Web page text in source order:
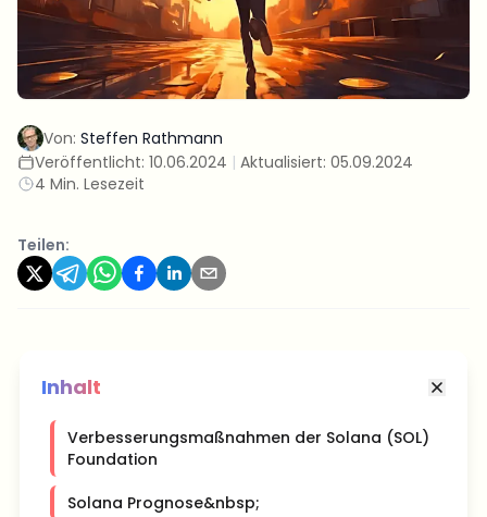
Von: Steffen Rathmann
Veröffentlicht: 10.06.2024 | Aktualisiert: 05.09.2024
4 Min. Lesezeit
Teilen:
Inhalt
Verbesserungsmaßnahmen der Solana (SOL)
Foundation
Solana Prognose&nbsp;